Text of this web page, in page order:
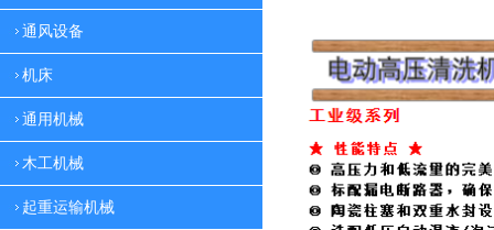
通风设备
机床
通用机械
木工机械
起重运输机械